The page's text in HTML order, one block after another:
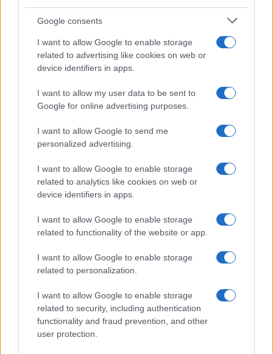
Google consents
I want to allow Google to enable storage
related to advertising like cookies on web or
device identifiers in apps.
I want to allow my user data to be sent to
Google for online advertising purposes.
I want to allow Google to send me
personalized advertising.
I want to allow Google to enable storage
related to analytics like cookies on web or
device identifiers in apps.
I want to allow Google to enable storage
related to functionality of the website or app.
I want to allow Google to enable storage
related to personalization.
I want to allow Google to enable storage
related to security, including authentication
functionality and fraud prevention, and other
user protection.
QUOTAZIONI CRYPTO
Nome Prezzo
Gold (Terra
(PAXG)
Kinza Babylon Staked
BTC
Steakhouse EURCV
(STEAKEURCV)
Epoch Island
(EPOCH)
$0.032
Stride Staked Injective
(STINJ)
$16.49